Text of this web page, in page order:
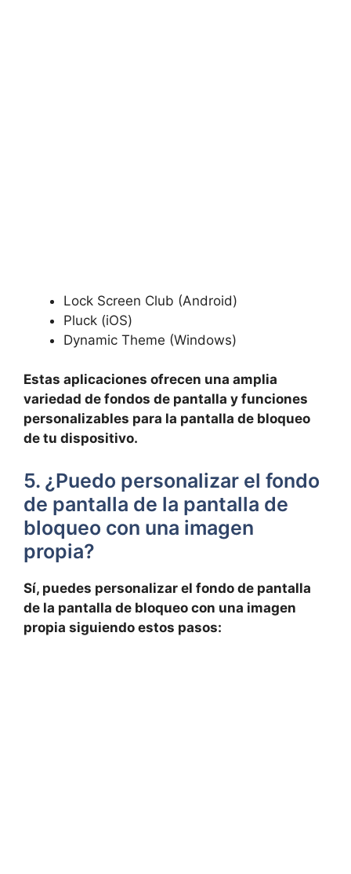
Lock Screen Club (Android)
Pluck (iOS)
Dynamic Theme (Windows)
Estas⁤ aplicaciones ofrecen una amplia
variedad de fondos de pantalla y funciones
personalizables para la pantalla de bloqueo
⁣de tu dispositivo.
5. ¿Puedo personalizar el fondo
de⁤ pantalla de la pantalla de
⁤bloqueo con⁤ una ‍imagen
propia?
Sí, puedes personalizar el​ fondo de pantalla
de ‍la pantalla⁣ de bloqueo con una‌ imagen
propia ‌siguiendo estos pasos: